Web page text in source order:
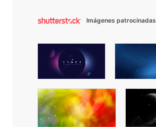
Imágenes patrocinadas